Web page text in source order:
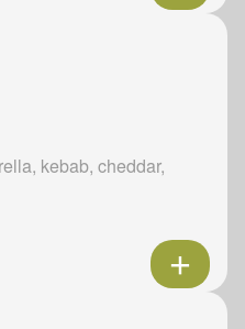
kebab, cheddar,